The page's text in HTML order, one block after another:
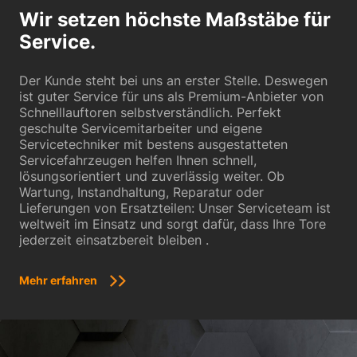
Wir setzen höchste Maßstäbe für
Service.
Der Kunde steht bei uns an erster Stelle. Deswegen
ist guter Service für uns als Premium-Anbieter von
Schnelllauftoren selbstverständlich. Perfekt
geschulte Servicemitarbeiter und eigene
Servicetechniker mit bestens ausgestatteten
Servicefahrzeugen helfen Ihnen schnell,
lösungsorientiert und zuverlässig weiter. Ob
Wartung, Instandhaltung, Reparatur oder
Lieferungen von Ersatzteilen: Unser Serviceteam ist
weltweit im Einsatz und sorgt dafür, dass Ihre Tore
jederzeit einsatzbereit bleiben .
Mehr erfahren
Datenschutzerklärung Impressum